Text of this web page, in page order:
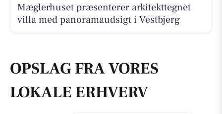
Mæglerhuset præsenterer arkitekttegnet
villa med panoramaudsigt i Vestbjerg
OPSLAG FRA VORES
LOKALE ERHVERV